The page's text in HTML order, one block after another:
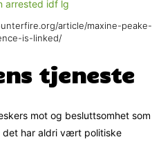
article/maxine-peake-
is-linked/
tjeneste
mot og besluttsomhet som
det har aldri vært politiske